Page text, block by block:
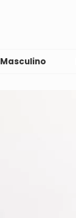
Masculino